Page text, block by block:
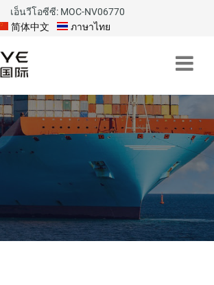
เอ็นวีโอซีซี: MOC-NV06770
简体中文 ภาษาไทย